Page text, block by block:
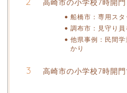
高崎市の小学校7時開
船橋市：専用ス
調布市：見守り
他県事例：民間
かり
高崎市の小学校7時開